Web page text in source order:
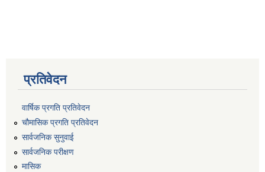
प्रतिवेदन
वार्षिक प्रगति प्रतिवेदन
चौमासिक प्रगति प्रतिवेदन
सार्वजनिक सुनुवाई
सार्वजनिक परीक्षण
मासिक